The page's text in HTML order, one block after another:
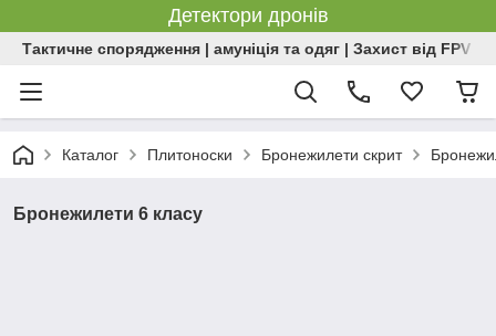
Детектори дронів
Тактичне спорядження | амуніція та одяг | Захист від FPV |
Каталог Плитоноски Бронежилети скрит
Бронежилети 6 класу